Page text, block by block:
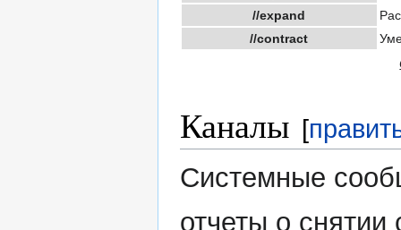
//expand
//contract
Каналы [
Системные
отчеты о